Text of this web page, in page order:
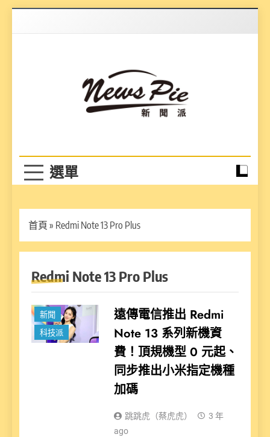
首頁 » Redmi Note 13 Pro Plus
Redmi Note 13 Pro Plus
新聞
科技派
遠傳電信推出 Redmi
Note 13 系列新機資
費！頂規機型 0 元起、
同步推出小米指定機種
加碼
跳跳虎（蔡虎虎）
3 年
ago